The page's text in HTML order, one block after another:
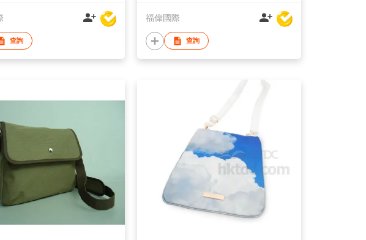
查詢
福偉國際
查詢